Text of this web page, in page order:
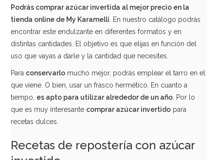
Podrás comprar azúcar invertida al mejor precio en la
tienda online de My Karamelli . En nuestro catálogo podrás
encontrar este endulzante en diferentes formatos y en
distintas cantidades. El objetivo es que elijas en función del
uso que vayas a darle y la cantidad que necesites.
Para conservarlo mucho mejor, podrás emplear el tarro en el
que viene. O bien, usar un frasco hermético. En cuanto a
tiempo, es apto para utilizar alrededor de un año . Por lo
que es muy interesante comprar azúcar invertido para
recetas dulces.
Recetas de repostería con azúcar